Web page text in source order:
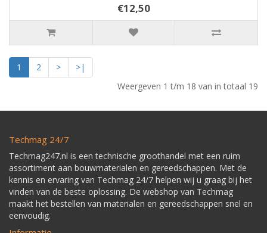
€12,50
1 2 >
>|
Weergeven 1 t/m 18 van in totaal 19
Techmag 24/7
Techmag247.nl is een technische groothandel met een ruim
assortiment aan bouwmaterialen en gereedschappen. Met de
kennis en ervaring van Techmag 24/7 helpen wij u graag bij het
vinden van de beste oplossing. De webshop van Techmag
maakt het bestellen van materialen en gereedschappen snel en
eenvoudig.